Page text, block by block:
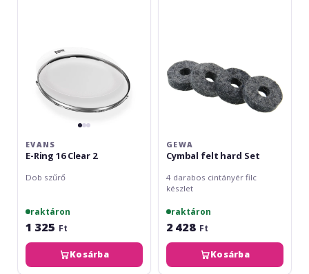
EVANS
E-Ring 16 Clear 2
Dob szűrő
raktáron
1 325 Ft
Kosárba
GEWA
Cymbal felt hard Set
4 darabos cintányér filc
készlet
raktáron
2 428 Ft
Kosárba